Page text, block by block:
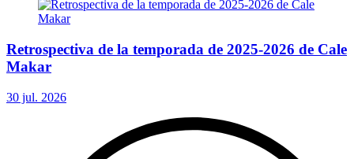
Retrospectiva de la temporada de 2025-2026 de Cale
Makar
30 jul. 2026